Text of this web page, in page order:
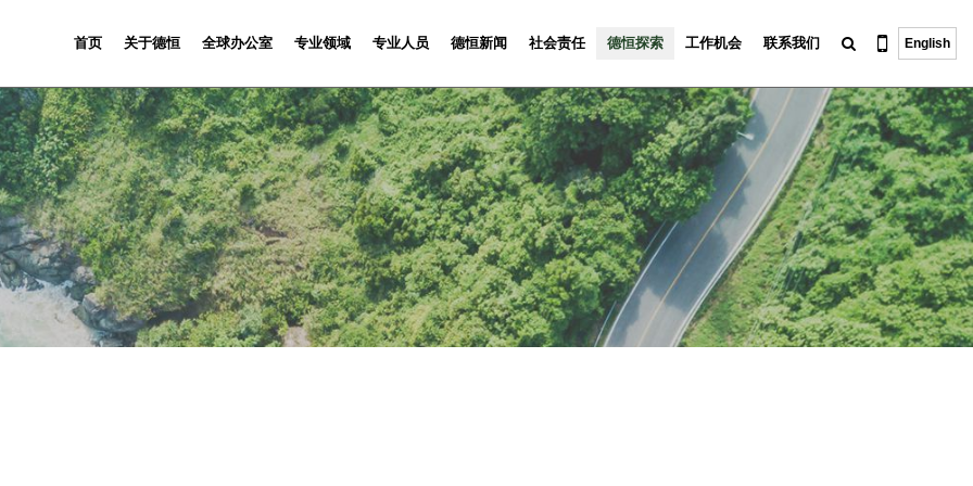
首页 关于德恒 全球办公室 专业领域 专业人员 德恒新闻 社会责任 德恒探索 工作机会 联系我们 English